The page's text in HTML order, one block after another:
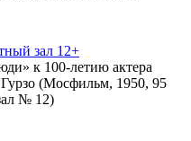
зал 12+
к 100-летию актера
(Мосфильм, 1950, 95
№ 12)